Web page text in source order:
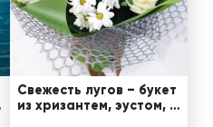
Свежесть лугов – букет
из хризантем, эустом, р